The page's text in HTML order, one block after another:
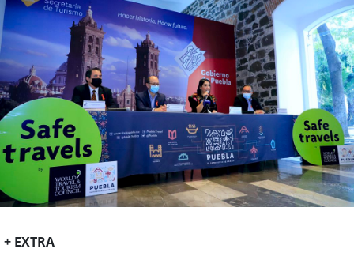
+ EXTRA